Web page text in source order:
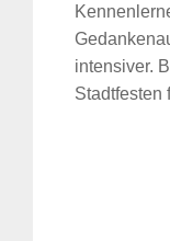
intensiver.
Stadtfesten